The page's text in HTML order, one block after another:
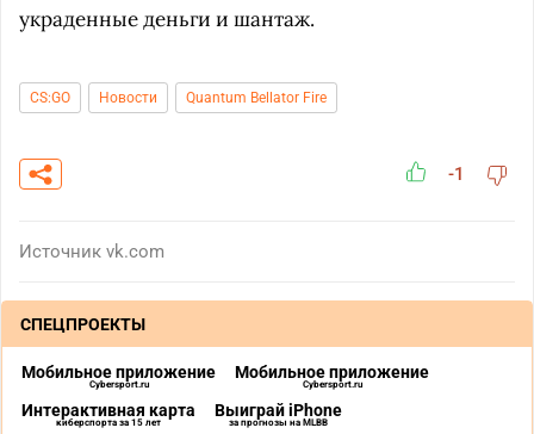
украденные деньги и шантаж.
CS:GO Новости Quantum Bellator Fire
-1
Источник vk.com
СПЕЦПРОЕКТЫ
Мобильное приложение
Cybersport.ru
Мобильное приложение
Cybersport.ru
Интерактивная карта
киберспорта за 15 лет
Выиграй iPhone
за прогнозы на MLBB